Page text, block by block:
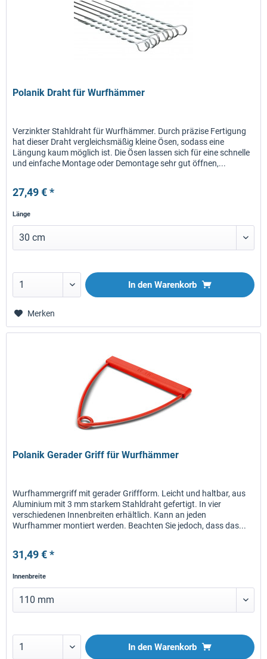
Polanik Draht für Wurfhämmer
Verzinkter Stahldraht für Wurfhämmer. Durch präzise Fertigung
hat dieser Draht vergleichsmäßig kleine Ösen, sodass eine
Längung kaum möglich ist. Die Ösen lassen sich für eine schnelle
und einfache Montage oder Demontage sehr gut öffnen,...
27,49 € *
Länge
In den Warenkorb
Merken
Polanik Gerader Griff für Wurfhämmer
Wurfhammergriff mit gerader Griffform. Leicht und haltbar, aus
Aluminium mit 3 mm starkem Stahldraht gefertigt. In vier
verschiedenen Innenbreiten erhältlich. Kann an jeden
Wurfhammer montiert werden. Beachten Sie jedoch, dass das...
31,49 € *
Innenbreite
In den Warenkorb